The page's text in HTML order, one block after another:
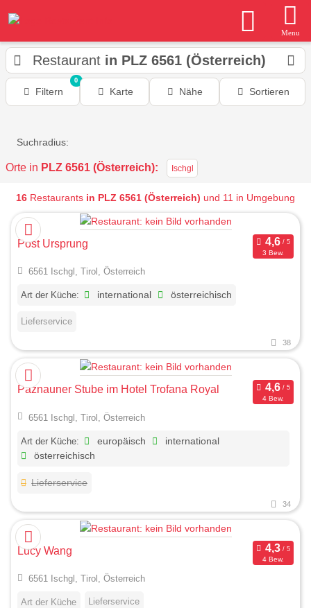
Menu
Restaurant in PLZ 6561 (Österreich)
Filtern
0
Karte Nähe Sortieren
Suchradius:
Orte in PLZ 6561 (Österreich): Ischgl
16 Restaurants in PLZ 6561 (Österreich) und 11 in Umgebung
Post Ursprung
3 Bew.
6561 Ischgl, Tirol, Österreich
Art der Küche: international österreichisch
Lieferservice
38
Paznauner Stube im Hotel Trofana Royal
4 Bew.
6561 Ischgl, Tirol, Österreich
Art der Küche: europäisch
international
österreichisch
Lieferservice
34
Lucy Wang
4 Bew.
6561 Ischgl, Tirol, Österreich
Art der Küche Lieferservice